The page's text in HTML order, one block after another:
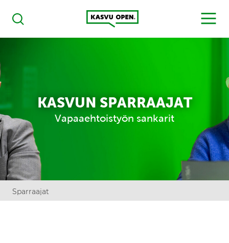
Haku
Kasvu Open
MENU
KASVUN SPARRAAJAT
Vapaaehtoistyön sankarit
Sparraajat